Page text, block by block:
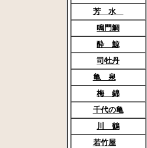
芳 水
鳴門鯛
酔 鯨
司牡丹
亀 泉
梅 錦
千代の亀
川 鶴
若竹屋